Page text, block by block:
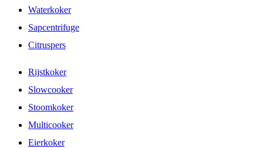
Waterkoker
Sapcentrifuge
Citruspers
Rijstkoker
Slowcooker
Stoomkoker
Multicooker
Eierkoker